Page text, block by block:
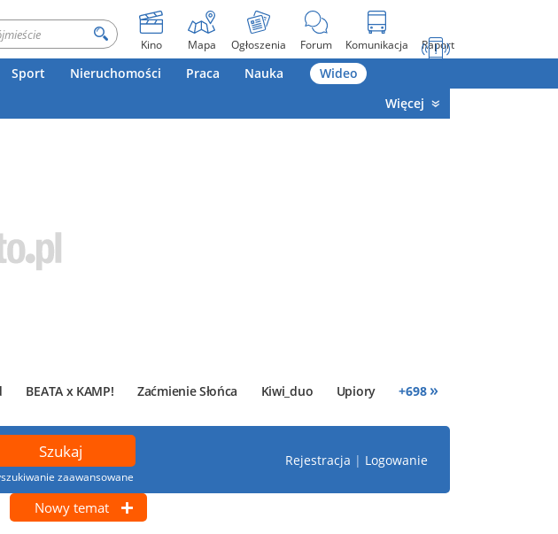
Kino Mapa Ogłoszenia Forum Komunikacja Raport
Sport Nieruchomości Praca Nauka
Wideo
Więcej
BEATA x KAMP! Zaćmienie Słońca Kiwi_duo Upiory +698 »
zaawansowane
Rejestracja | Logowanie
Nowy temat